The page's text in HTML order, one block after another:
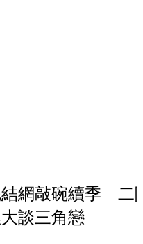
結網敲碗續季 二
談三角戀